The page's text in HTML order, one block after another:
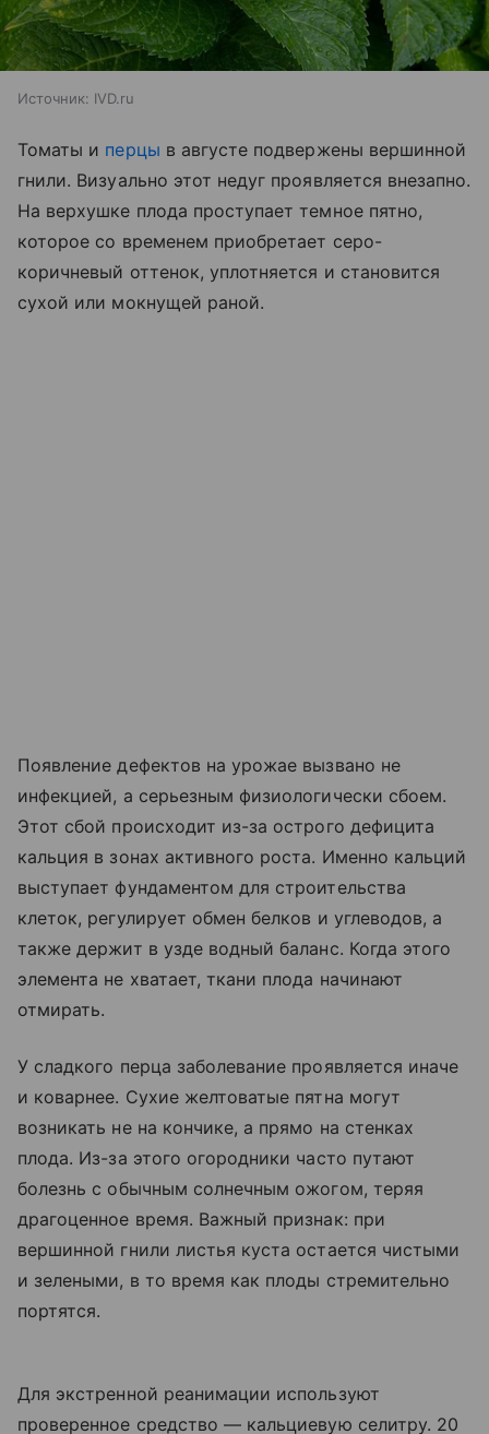
Источник: IVD.ru
Томаты и перцы в августе подвержены вершинной
гнили. Визуально этот недуг проявляется внезапно.
На верхушке плода проступает темное пятно,
которое со временем приобретает серо-
коричневый оттенок, уплотняется и становится
сухой или мокнущей раной.
Появление дефектов на урожае вызвано не
инфекцией, а серьезным физиологически сбоем.
Этот сбой происходит из-за острого дефицита
кальция в зонах активного роста. Именно кальций
выступает фундаментом для строительства
клеток, регулирует обмен белков и углеводов, а
также держит в узде водный баланс. Когда этого
элемента не хватает, ткани плода начинают
отмирать.
У сладкого перца заболевание проявляется иначе
и коварнее. Сухие желтоватые пятна могут
возникать не на кончике, а прямо на стенках
плода. Из-за этого огородники часто путают
болезнь с обычным солнечным ожогом, теряя
драгоценное время. Важный признак: при
вершинной гнили листья куста остается чистыми
и зелеными, в то время как плоды стремительно
портятся.
Для экстренной реанимации используют
проверенное средство — кальциевую селитру. 20